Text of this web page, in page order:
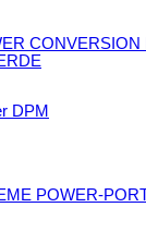
CONVERSION
POWER-